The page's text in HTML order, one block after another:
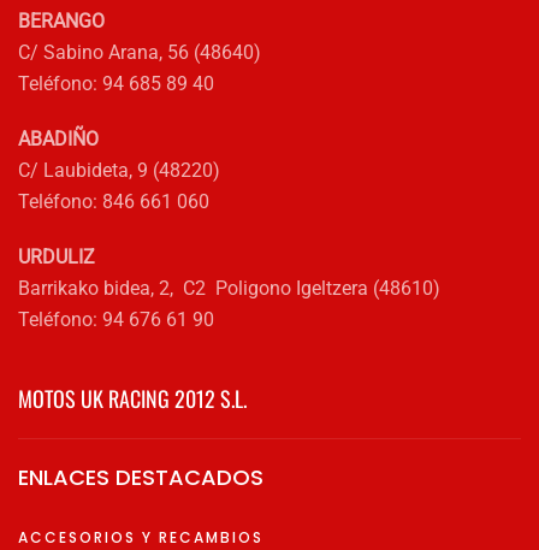
BERANGO
C/ Sabino Arana, 56 (48640)
Teléfono: 94 685 89 40
ABADIÑO
C/ Laubideta, 9 (48220)
Teléfono: 846 661 060
URDULIZ
Barrikako bidea, 2, C2 Poligono Igeltzera (48610)
Teléfono: 94 676 61 90
MOTOS UK RACING 2012 S.L.
ENLACES DESTACADOS
ACCESORIOS Y RECAMBIOS